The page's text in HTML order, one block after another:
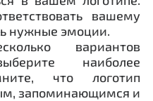
вашему
нужные эмоции.
вариантов
наиболее
что логотип
запоминающимся и